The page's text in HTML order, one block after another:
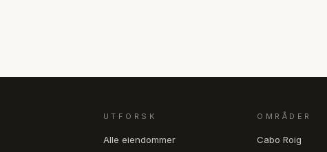
UTFORSK
Alle eiendommer
OMRÅDER
Cabo Roig